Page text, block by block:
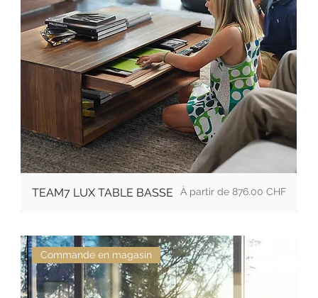
TEAM7 LUX TABLE BASSE À partir de 876.00 CHF
Prix promotionnel
Commande en magasin